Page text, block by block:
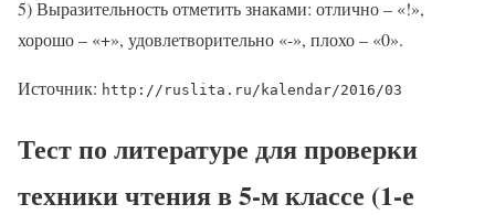
5) Выразительность отметить знаками: отлично – «!»,
хорошо – «+», удовлетворительно «-», плохо – «0».
Источник: http://ruslita.ru/kalendar/2016/03
Тест по литературе для проверки
техники чтения в 5-м классе (1-е